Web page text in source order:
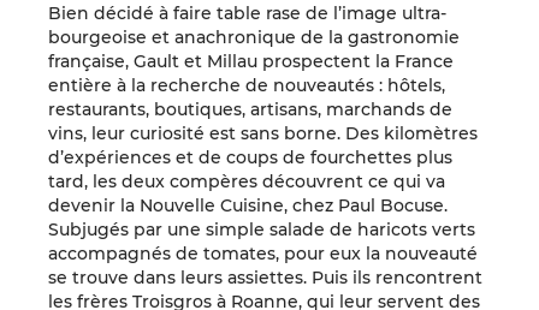
Bien décidé à faire table rase de l’image ultra-
bourgeoise et anachronique de la gastronomie
française, Gault et Millau prospectent la France
entière à la recherche de nouveautés : hôtels,
restaurants, boutiques, artisans, marchands de
vins, leur curiosité est sans borne. Des kilomètres
d’expériences et de coups de fourchettes plus
tard, les deux compères découvrent ce qui va
devenir la Nouvelle Cuisine, chez Paul Bocuse.
Subjugés par une simple salade de haricots verts
accompagnés de tomates, pour eux la nouveauté
se trouve dans leurs assiettes. Puis ils rencontrent
les frères Troisgros à Roanne, qui leur servent des